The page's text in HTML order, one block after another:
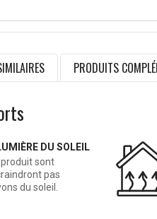
PRODUITS
DU SOLEIL
produit sont
pas
du soleil.